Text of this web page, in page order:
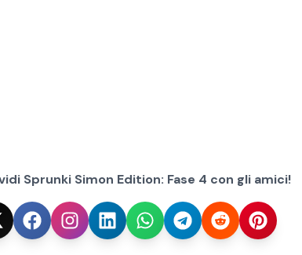
Sprunki Simon Edition: Fase 4 con gli amici!